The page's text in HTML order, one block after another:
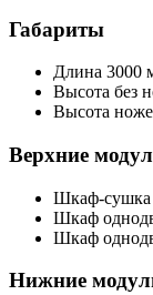
Габариты
Длина 3000
Высота без
Высота
Верхние
Шкаф-сушка
Шкаф
Шкаф
Нижние